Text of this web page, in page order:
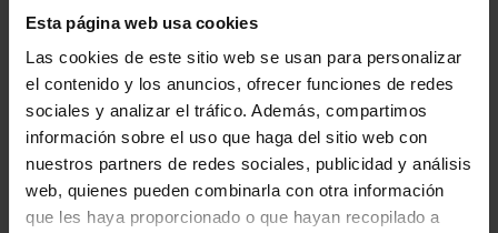
Esta página web usa cookies
Las cookies de este sitio web se usan para personalizar
el contenido y los anuncios, ofrecer funciones de redes
sociales y analizar el tráfico. Además, compartimos
información sobre el uso que haga del sitio web con
nuestros partners de redes sociales, publicidad y análisis
web, quienes pueden combinarla con otra información
que les haya proporcionado o que hayan recopilado a
Contenido del curso Trabajos de
redes de abastecimiento y
saneamiento y pocería - 20
horas